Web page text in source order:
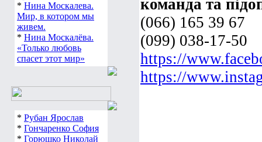
* Нина Москалева.
Мир, в котором мы
живем.
* Нина Москалёва.
«Только любовь
спасет этот мир»
* Рубан Ярослав
* Гончаренко София
* Горюшко Николай
команда та
(066) 165 39 67
(099) 038-17-50
https://
https://